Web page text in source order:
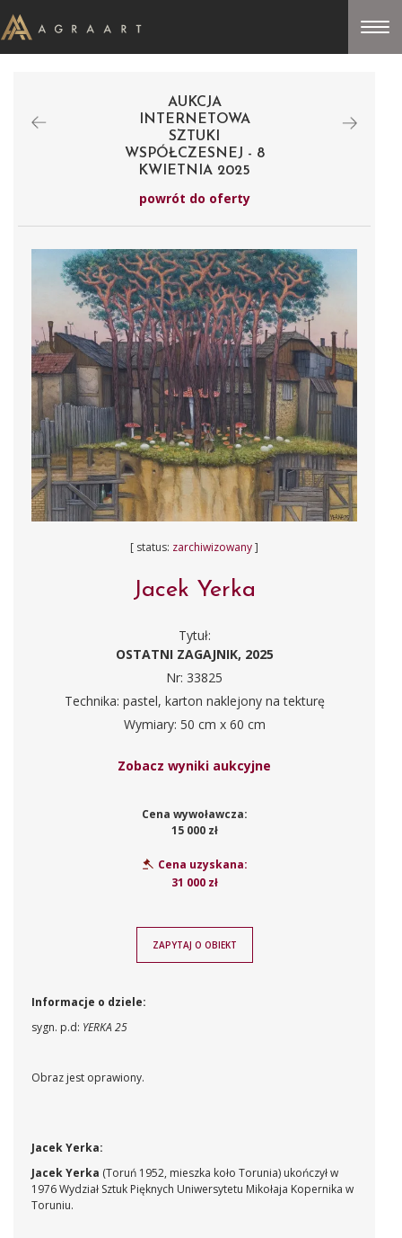
AUKCJA
INTERNETOWA
SZTUKI
WSPÓŁCZESNEJ - 8
KWIETNIA 2025
powrót do oferty
[ status: zarchiwizowany]
Jacek Yerka
Tytuł:
OSTATNI ZAGAJNIK, 2025
Nr: 33825
Technika: pastel, karton naklejony na tekturę
Wymiary: 50 cm x 60 cm
Zobacz wyniki aukcyjne
Cena wywoławcza:
15 000 zł
Cena uzyskana:
31 000 zł
ZAPYTAJ O OBIEKT
Informacje o dziele:
sygn. p.d: YERKA 25
Obraz jest oprawiony.
Jacek Yerka:
Jacek Yerka (Toruń 1952, mieszka koło Torunia) ukończył w
1976 Wydział Sztuk Pięknych Uniwersytetu Mikołaja Kopernika w
Toruniu.